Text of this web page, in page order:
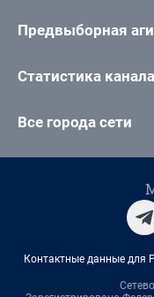
Предвыборная
Статистика
Все города сети
Контактные данные для